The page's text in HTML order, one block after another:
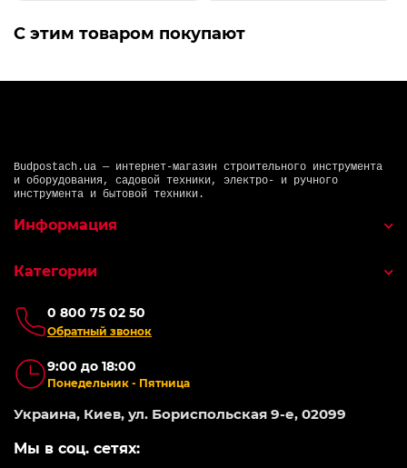
С этим товаром покупают
Budpostach.ua — интернет-магазин строительного инструмента
и оборудования, садовой техники, электро- и ручного
инструмента и бытовой техники.
0 800 75 02 50
Обратный звонок
9:00 до 18:00
Понедельник - Пятница
Украина, Киев, ул. Бориспольская 9-е, 02099
Мы в соц. сетях:
Информация
Категории